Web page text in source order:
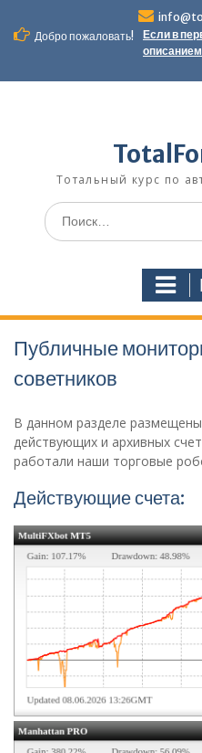
содержимому
Добро пожаловать!
Если в
Тотальный курс по
Искать:
Публичные
советников
В данном разделе
действующих и архивных
работали наши торговые
Действующие счета: